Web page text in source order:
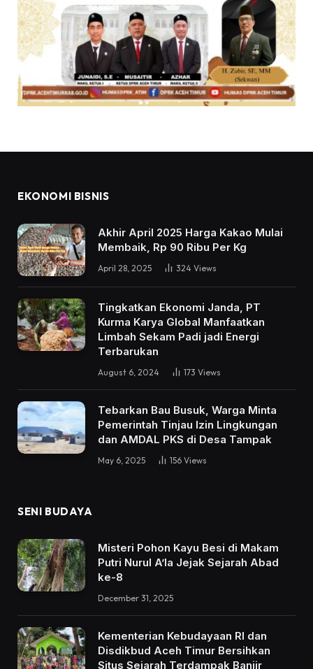
EKONOMI BISNIS
Akhir April 2025 Harga Kakao Mulai
Membaik, Rp 90 Ribu Per Kg
April 28, 2025 324 Views
Tingkatkan Ekonomi Janda, PT
Kurma Karya Global Manfaatkan
Limbah Sekam Padi jadi Energi
Terbarukan
August 6, 2024 173 Views
Tebarkan Bau Busuk, Warga Minta
Pemerintah Tinjau Izin Lingkungan
dan AMDAL PKS di Desa Tampak
May 6, 2025 156 Views
SENI BUDAYA
Misteri Pohon Kayu Besi di Makam
Putri Nurul A’la Jejak Sejarah Abad
ke-8
December 31, 2025
Kementerian Kebudayaan RI dan
Disdikbud Aceh Timur Bersihkan
Situs Sejarah Terdampak Banjir